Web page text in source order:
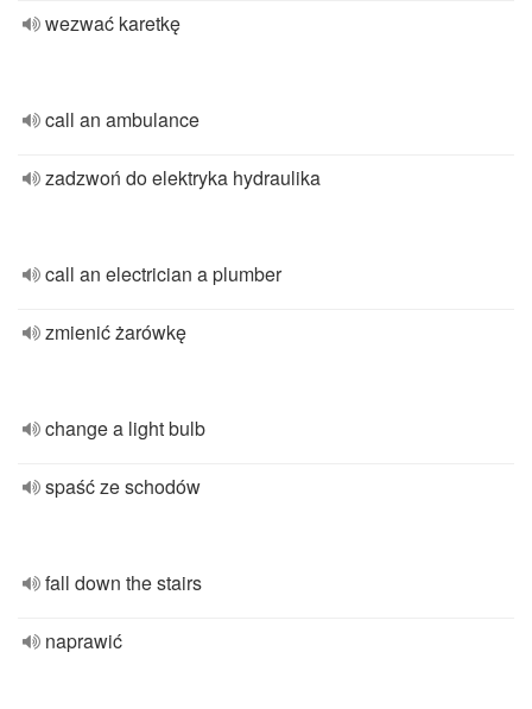
wezwać karetkę
call an ambulance
zadzwoń do elektryka hydraulika
call an electrician a plumber
zmienić żarówkę
change a light bulb
spaść ze schodów
fall down the stairs
naprawić